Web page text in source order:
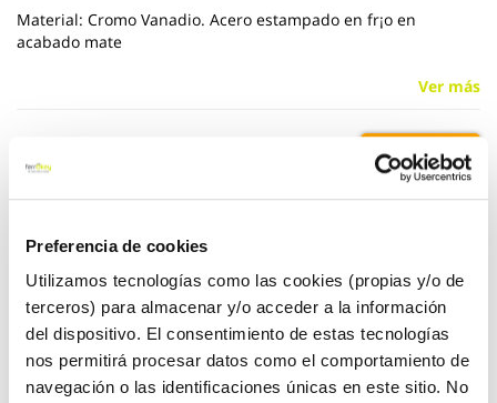
Preferencia de cookies
Utilizamos tecnologías como las cookies (propias y/o de
terceros) para almacenar y/o acceder a la información
del dispositivo. El consentimiento de estas tecnologías
nos permitirá procesar datos como el comportamiento de
navegación o las identificaciones únicas en este sitio. No
Material: Cromo Vanadio. Acero estampado en fr¡o en
acabado mate
Ver más
3,15 €
Click&Collect - Recogida gratis
en nuestras tiendas
Envío a domicilio:
5 días hábiles
de
imágenes